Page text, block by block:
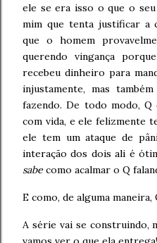
ele se era isso o que o
mim que tenta justificar a
que o homem
querendo vingança
recebeu dinheiro para
injustamente, mas
fazendo. De todo modo, Q
com vida, e ele felizmente
ele tem um ataque de
interação dos dois ali é
sabe como acalmar o Q
E como, de alguma
A série vai se construindo,